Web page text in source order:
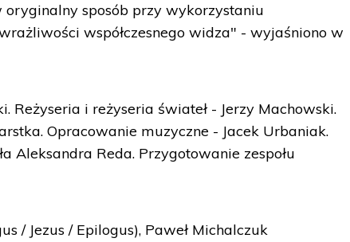
sposób przy wykorzystaniu
współczesnego widza" - wyjaśniono w
Reżyseria i reżyseria świateł - Jerzy Machowski.
Opracowanie muzyczne - Jacek Urbaniak.
Aleksandra Reda. Przygotowanie zespołu
/ Jezus / Epilogus), Paweł Michalczuk